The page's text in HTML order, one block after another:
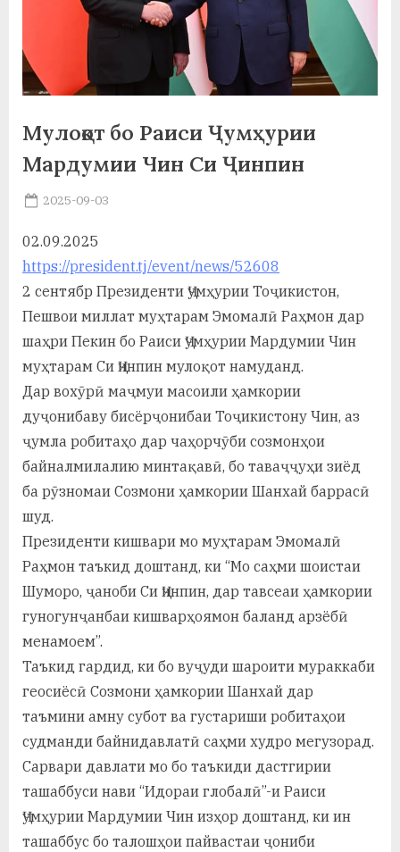
о
и
р
и
у
р
в
Мулоқот бо Раиси Ҷумҳурии
Мардумии Чин Си Ҷинпин
Posted
2025-09-03
02.09.2025
https://president.tj/event/news/52608
2 сентябр Президенти Ҷумҳурии Тоҷикистон,
Пешвои миллат муҳтарам Эмомалӣ Раҳмон дар
шаҳри Пекин бо Раиси Ҷумҳурии Мардумии Чин
муҳтарам Си Ҷинпин мулоқот намуданд.
Дар вохӯрӣ маҷмуи масоили ҳамкории
дуҷонибаву бисёрҷонибаи Тоҷикистону Чин, аз
ҷумла робитаҳо дар чаҳорчӯби созмонҳои
байналмилалию минтақавӣ, бо таваҷҷуҳи зиёд
ба рӯзномаи Созмони ҳамкории Шанхай баррасӣ
шуд.
Президенти кишвари мо муҳтарам Эмомалӣ
Раҳмон таъкид доштанд, ки “Мо саҳми шоистаи
Шуморо, ҷаноби Си Ҷинпин, дар тавсеаи ҳамкории
гуногунҷанбаи кишварҳоямон баланд арзёбӣ
менамоем”.
Таъкид гардид, ки бо вуҷуди шароити мураккаби
геосиёсӣ Созмони ҳамкории Шанхай дар
таъмини амну субот ва густариши робитаҳои
судманди байнидавлатӣ саҳми худро мегузорад.
Сарвари давлати мо бо таъкиди дастгирии
ташаббуси нави “Идораи глобалӣ”-и Раиси
Ҷумҳурии Мардумии Чин изҳор доштанд, ки ин
ташаббус бо талошҳои пайвастаи ҷониби